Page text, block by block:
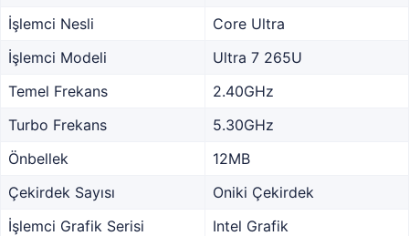
İşlemci Nesli
Core Ultra
İşlemci Modeli
Ultra 7 265U
Temel Frekans
2.40GHz
Turbo Frekans
5.30GHz
Önbellek
12MB
Çekirdek Sayısı
Oniki Çekirdek
İşlemci Grafik Serisi
Intel Grafik